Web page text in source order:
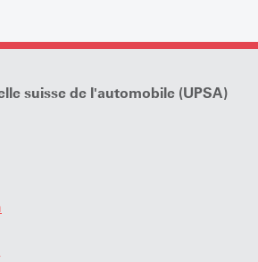
suisse de l'automobile (UPSA)